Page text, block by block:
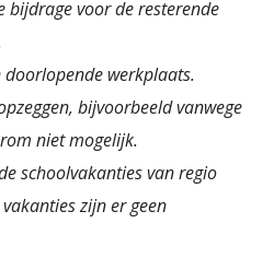
bijdrage voor de resterende
doorlopende werkplaats.
bijvoorbeeld vanwege
niet mogelijk.
schoolvakanties van regio
zijn er geen